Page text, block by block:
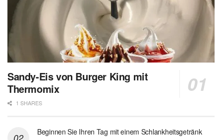
Sandy-Eis von Burger King mit
Thermomix
1 SHARES
Beginnen Sie Ihren Tag mit einem Schlankheitsgetränk